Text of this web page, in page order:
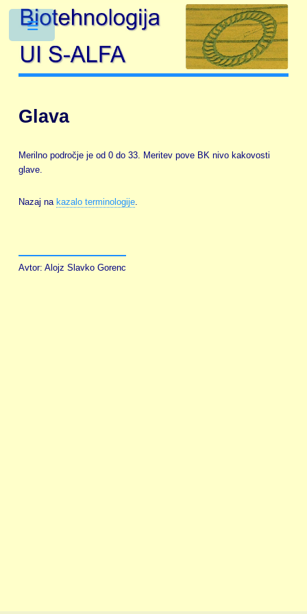
Glava
Merilno področje je od 0 do 33. Meritev pove BK nivo kakovosti
glave.
Nazaj na kazalo terminologije.
Avtor: Alojz Slavko Gorenc
Toggle